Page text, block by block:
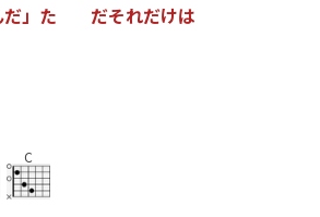
だ」 た だそれだけは
C